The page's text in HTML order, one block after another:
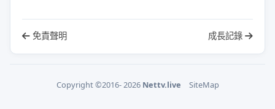
免責聲明 成長記錄
Copyright ©2016- 2026 Nettv.live SiteMap